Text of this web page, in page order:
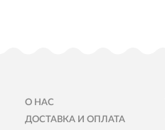
О НАС
ДОСТАВКА И ОПЛАТА